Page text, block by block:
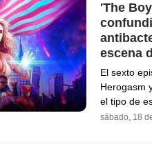
'The
escena
El sexto
Herogasm
el tipo de
sábado, 18